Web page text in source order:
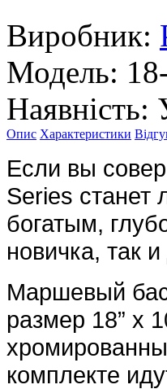
Виробник:
Модель:
Наявність:
Опис Характеристики
Если вы
Series
богатым,
новичка, так
Маршевый
размер 18” x
комплекте